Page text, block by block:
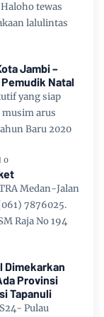
tewas
lalulintas
Jambi –
Pemudik Natal
yang siap
musim arus
Baru 2020
0
Medan-Jalan
7876025.
Raja No 194
Dimekarkan
Provinsi
Tapanuli
Pulau